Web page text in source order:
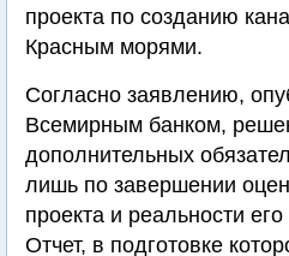
проекта по созданию
Красным морями.
Согласно заявлению,
Всемирным банком,
дополнительных
лишь по завершении
проекта и реальности
Отчет, в подготовке